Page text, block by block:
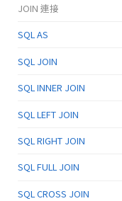
JOIN 連接
SQL AS
SQL JOIN
SQL INNER JOIN
SQL LEFT JOIN
SQL RIGHT JOIN
SQL FULL JOIN
SQL CROSS JOIN